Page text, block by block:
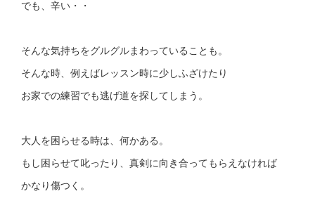
でも、辛い・・
そんな気持ちをグルグルまわっていることも。
そんな時、例えばレッスン時に少しふざけたり
お家での練習でも逃げ道を探してしまう。
大人を困らせる時は、何かある。
もし困らせて叱ったり、真剣に向き合ってもらえなければ
かなり傷つく。